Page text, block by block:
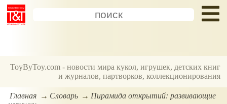
ToyByToy.com - новости мира кукол, игрушек, детских книг
и журналов, партворков, коллекционирования
Главная Словарь
Пирамида открытий: развивающие